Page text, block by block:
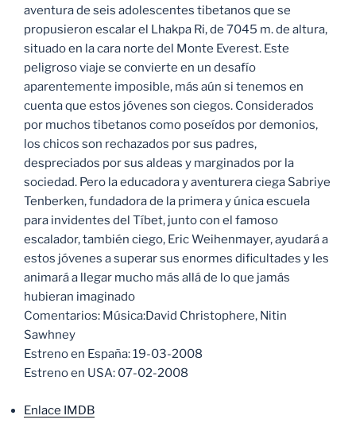
aventura de seis adolescentes tibetanos que se
propusieron escalar el Lhakpa Ri, de 7045 m. de altura,
situado en la cara norte del Monte Everest. Este
peligroso viaje se convierte en un desafío
aparentemente imposible, más aún si tenemos en
cuenta que estos jóvenes son ciegos. Considerados
por muchos tibetanos como poseídos por demonios,
los chicos son rechazados por sus padres,
despreciados por sus aldeas y marginados por la
sociedad. Pero la educadora y aventurera ciega Sabriye
Tenberken, fundadora de la primera y única escuela
para invidentes del Tíbet, junto con el famoso
escalador, también ciego, Eric Weihenmayer, ayudará a
estos jóvenes a superar sus enormes dificultades y les
animará a llegar mucho más allá de lo que jamás
hubieran imaginado
Comentarios: Música:David Christophere, Nitin
Sawhney
Estreno en España: 19-03-2008
Estreno en USA: 07-02-2008
Enlace IMDB